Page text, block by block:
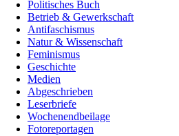
Politisches Buch
Betrieb & Gewerkschaft
Antifaschismus
Natur & Wissenschaft
Feminismus
Geschichte
Medien
Abgeschrieben
Leserbriefe
Wochenendbeilage
Fotoreportagen